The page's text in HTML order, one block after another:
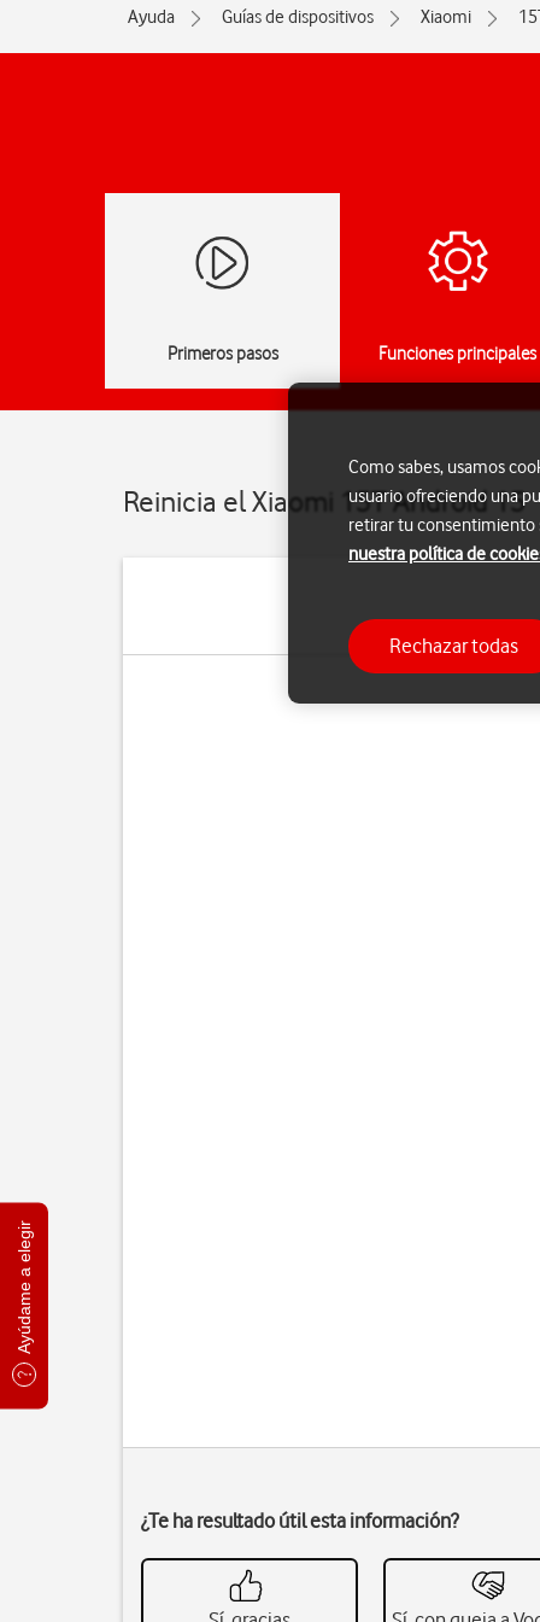
Ayúdame a elegir
Ayuda Guías de dispositivos Xiaomi
Primeros pasos Funciones principales
Reinicia el Xiaomi 15T Android 15
¿Te ha resultado útil esta información?
Como sabes, usamos
usuario ofreciendo una
retirar tu consentimiento
nuestra política de
Rechazar todas